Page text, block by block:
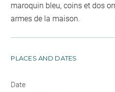
maroquin bleu, coins et dos
armes de la maison.
PLACES AND DATES
Date